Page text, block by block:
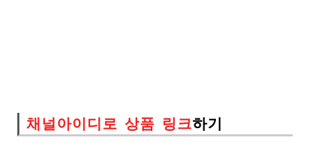
채널아이디로 상품 링크하기